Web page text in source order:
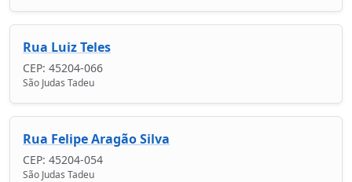
Rua Luiz Teles
CEP: 45204-066
São Judas Tadeu
Rua Felipe Aragão Silva
CEP: 45204-054
São Judas Tadeu